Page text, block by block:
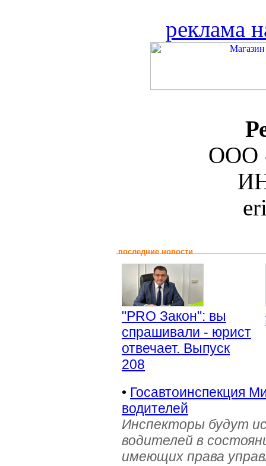
реклама
ООО
последние новости
"PRO Закон": вы
спрашивали - юрист
отвечает. Выпуск
208
• Госавтоинспекция
водителей
Инспекторы будут
водителей в
имеющих права